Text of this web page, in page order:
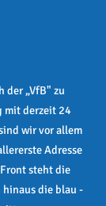
der „VfB" zu
mit derzeit 24
wir vor allem
Adresse
steht die
hinaus die blau -